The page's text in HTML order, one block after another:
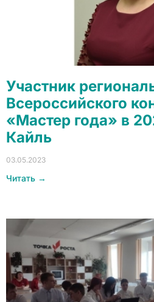
Участник
Всероссийского
«Мастер года» в
Кайль
03.05.2023
Читать →